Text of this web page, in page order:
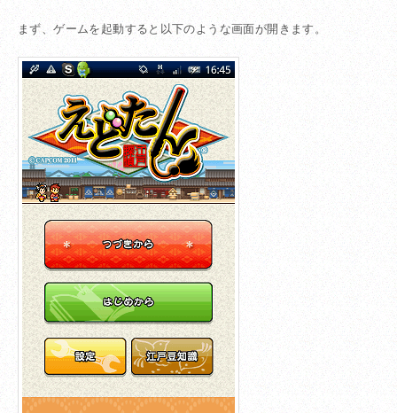
まず、ゲームを起動すると以下のような画面が開きます。